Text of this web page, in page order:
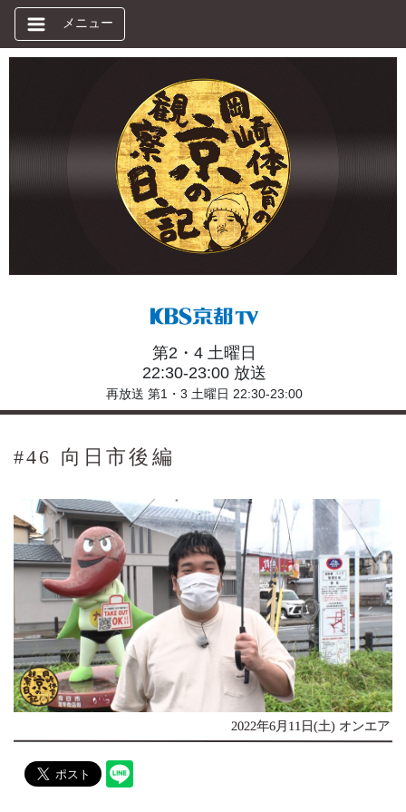
メニュー
第2・4 土曜日
22:30-23:00 放送
再放送 第1・3 土曜日 22:30-23:00
#46 向日市後編
2022年6月11日(土) オンエア